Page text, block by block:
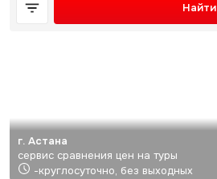
Найти
г. Астана
сервис сравнения цен на туры
-круглосуточно, без выходных